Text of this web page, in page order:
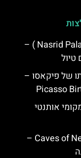
ארמון נסריד ( Nasrid Palaces ) –
של פיקאסו –
Picasso
אותנטי
מתחם המערות Caves of Nerja –